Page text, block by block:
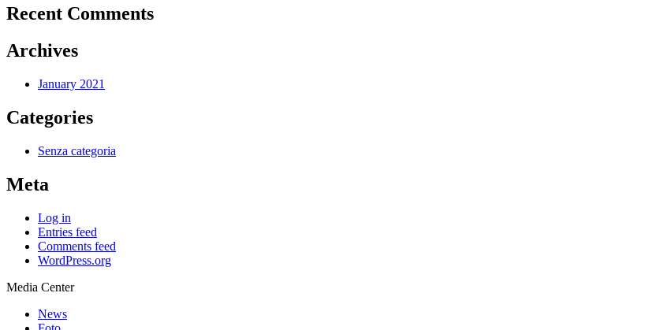
Recent Comments
Archives
January 2021
Categories
Senza categoria
Meta
Log in
Entries feed
Comments feed
WordPress.org
Media Center
News